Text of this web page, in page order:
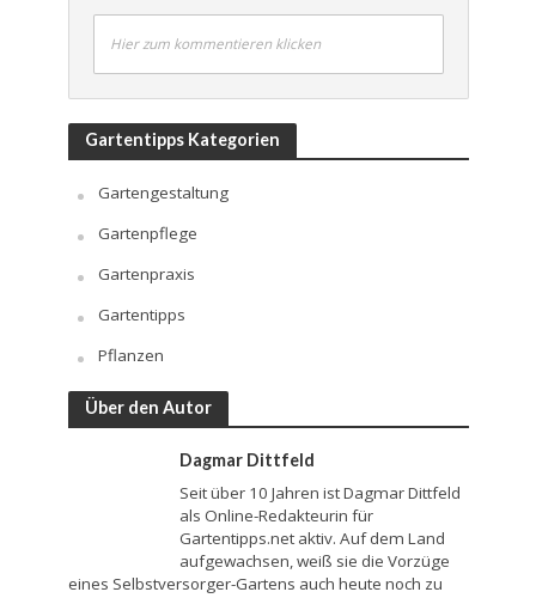
Hier zum kommentieren klicken
Gartentipps Kategorien
Gartengestaltung
Gartenpflege
Gartenpraxis
Gartentipps
Pflanzen
Über den Autor
Dagmar Dittfeld
Seit über 10 Jahren ist Dagmar Dittfeld
als Online-Redakteurin für
Gartentipps.net aktiv. Auf dem Land
aufgewachsen, weiß sie die Vorzüge
eines Selbstversorger-Gartens auch heute noch zu